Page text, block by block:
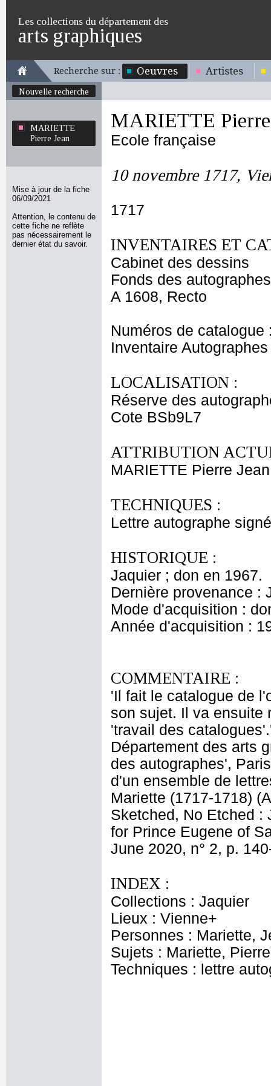
Les collections du département des
arts graphiques
Recherche sur : Oeuvres Artistes
Nouvelle recherche
MARIETTE
Pierre Jean
Mise à jour de la fiche
06/09/2021
Attention, le contenu de
cette fiche ne reflète
pas nécessairement le
dernier état du savoir.
MARIETTE Pierre
Ecole française
10 novembre 1717,
1717
INVENTAIRES ET
Cabinet des dessins
Fonds des autographes
A 1608, Recto
Numéros de catalogue
Inventaire
LOCALISATION :
Réserve des
Cote BSb9L7
ATTRIBUTION
MARIETTE Pierre Jean
TECHNIQUES :
Lettre autographe
HISTORIQUE :
Jaquier ; don en 1967.
Dernière provenance :
Mode d'acquisition :
Année d'acquisition :
COMMENTAIRE :
'Il fait le catalogue de
son sujet. Il va ensuite
'travail des
Département des arts
des autographes',
d'un ensemble de
Mariette (1717-1718)
Sketched, No Etched :
for Prince Eugene of
June 2020, n° 2, p.
INDEX :
Collections : Jaquier
Lieux : Vienne+
Personnes : Mariette,
Sujets : Mariette,
Techniques : lettre